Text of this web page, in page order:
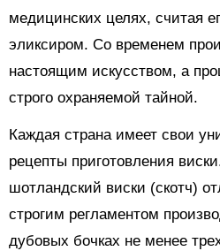
медицинских целях, считая
эликсиром. Со временем
настоящим искусством, а
строго охраняемой тайной.
Каждая страна имеет свои
рецепты приготовления
шотландский виски (скотч)
строгим регламентом
дубовых бочках не менее